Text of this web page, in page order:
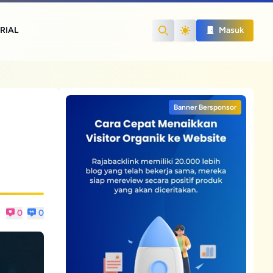
Search
Masuk
0 0
Banner Bersponsor